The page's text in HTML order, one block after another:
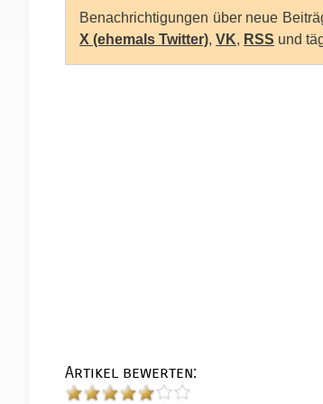
Benachrichtigungen über neue
X (ehemals Twitter), VK, RSS und
Artikel bewerten: